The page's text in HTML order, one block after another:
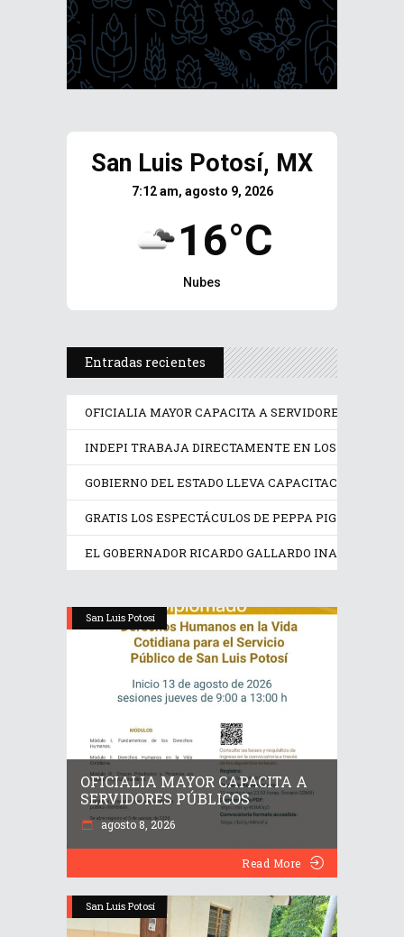
San Luis Potosí, MX
7:12 am, agosto 9, 2026
16°C
Nubes
Entradas recientes
OFICIALIA MAYOR CAPACITA A SERVIDORES
INDEPI TRABAJA DIRECTAMENTE EN LOS
GOBIERNO DEL ESTADO LLEVA CAPACITACIÓN
GRATIS LOS ESPECTÁCULOS DE PEPPA PIG Y
EL GOBERNADOR RICARDO GALLARDO INAUGURA
San Luis Potosí
OFICIALIA MAYOR CAPACITA A
SERVIDORES PÚBLICOS
agosto 8, 2026
Read More
San Luis Potosí